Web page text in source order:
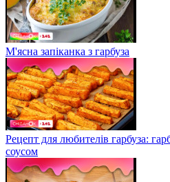
М'ясна запіканка з гарбуза
Рецепт для любителів гарбуза:
соусом